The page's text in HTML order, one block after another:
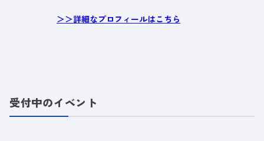
＞＞詳細なプロフィールはこちら
受付中のイベント